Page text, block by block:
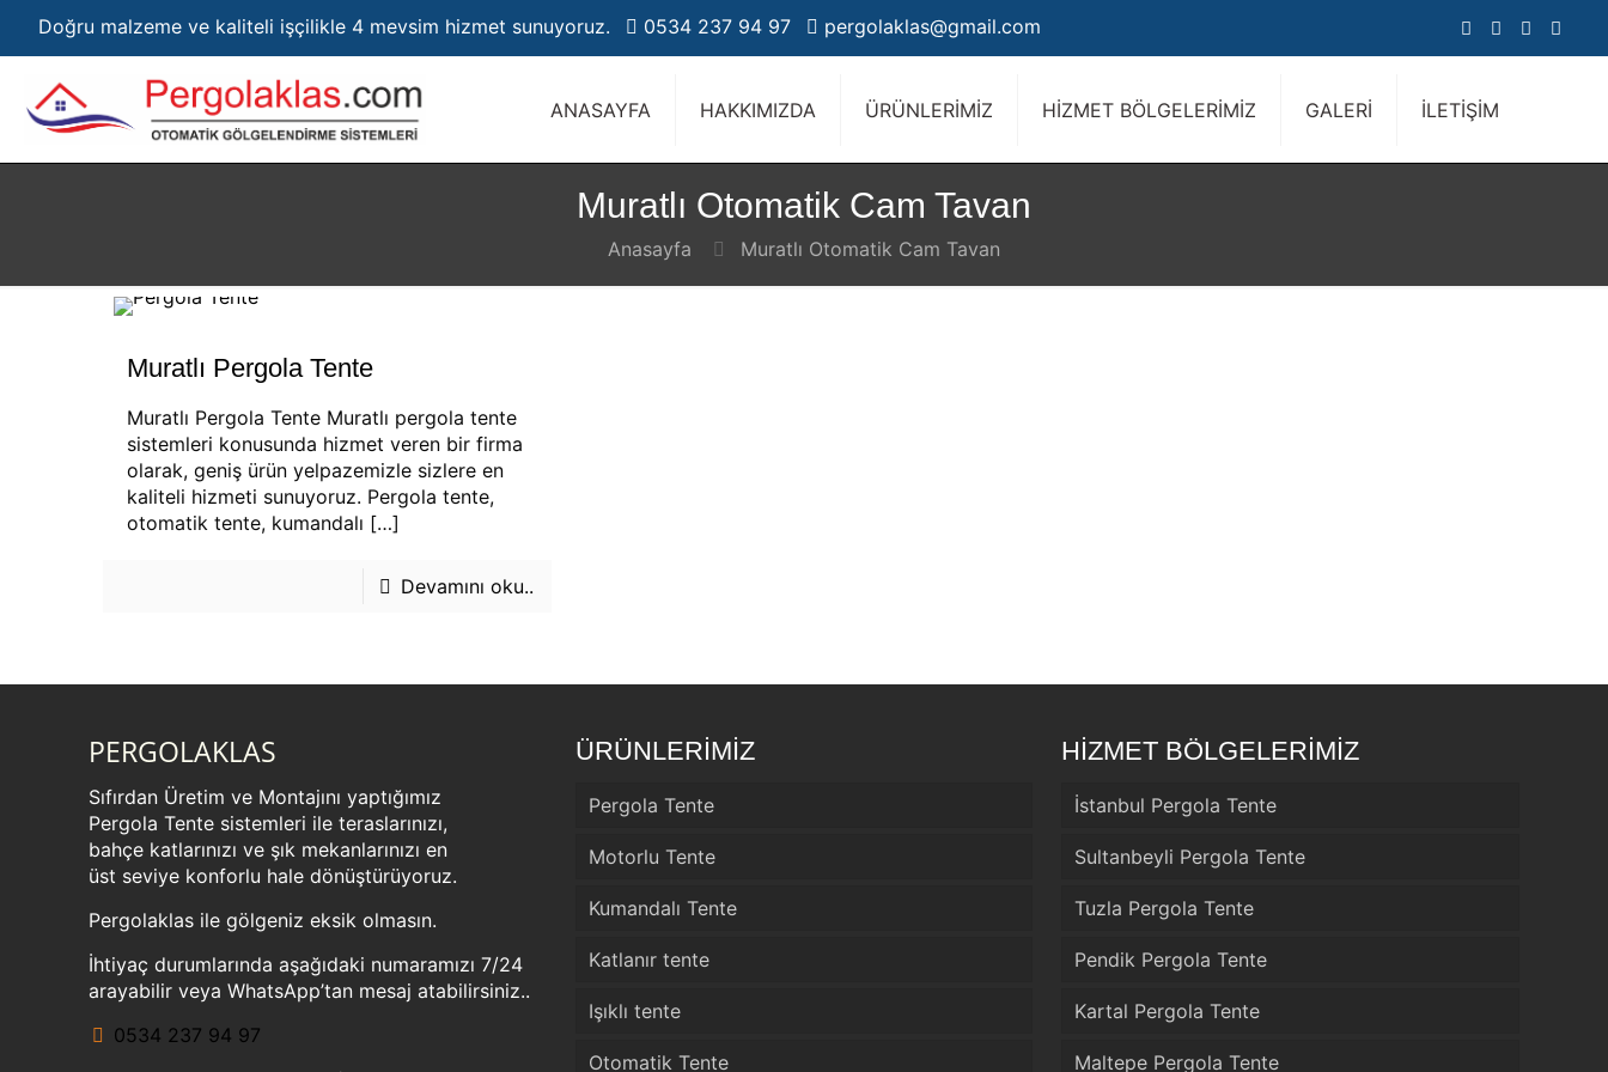
Doğru malzeme ve kaliteli işçilikle 4 mevsim hizmet sunuyoruz. 0534 237 94 97 pergolaklas@gmail.com
ANASAYFA HAKKIMIZDA ÜRÜNLERİMİZ HİZMET BÖLGELERİMİZ GALERİ İLETİŞİM
Muratlı Otomatik Cam Tavan
Anasayfa Muratlı Otomatik Cam Tavan
Muratlı Pergola Tente
Muratlı Pergola Tente Muratlı pergola tente
sistemleri konusunda hizmet veren bir firma
olarak, geniş ürün yelpazemizle sizlere en
kaliteli hizmeti sunuyoruz. Pergola tente,
otomatik tente, kumandalı […]
Devamını oku..
PERGOLAKLAS
Sıfırdan Üretim ve Montajını yaptığımız
Pergola Tente sistemleri ile teraslarınızı,
bahçe katlarınızı ve şık mekanlarınızı en
üst seviye konforlu hale dönüştürüyoruz.
Pergolaklas ile gölgeniz eksik olmasın.
İhtiyaç durumlarında aşağıdaki numaramızı 7/24
arayabilir veya WhatsApp’tan mesaj atabilirsiniz..
0534 237 94 97
ÜRÜNLERİMİZ
Pergola Tente
Motorlu Tente
Kumandalı Tente
Katlanır tente
Işıklı tente
Otomatik Tente
HİZMET BÖLGELERİMİZ
İstanbul Pergola Tente
Sultanbeyli Pergola Tente
Tuzla Pergola Tente
Pendik Pergola Tente
Kartal Pergola Tente
Maltepe Pergola Tente